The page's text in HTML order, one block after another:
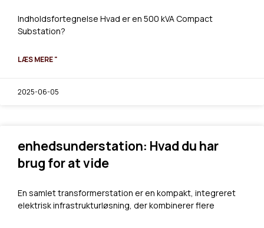
Indholdsfortegnelse Hvad er en 500 kVA Compact
Substation?
LÆS MERE "
2025-06-05
enhedsunderstation: Hvad du har
brug for at vide
En samlet transformerstation er en kompakt, integreret
elektrisk infrastrukturløsning, der kombinerer flere